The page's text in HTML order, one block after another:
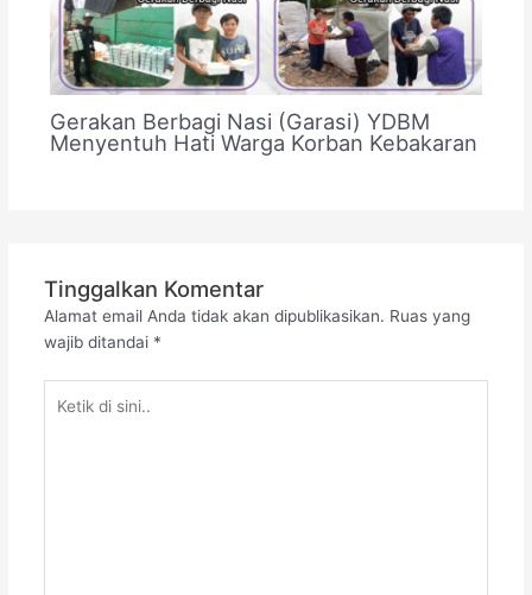
Gerakan Berbagi Nasi (Garasi) YDBM
Menyentuh Hati Warga Korban Kebakaran
Tinggalkan Komentar
Alamat email Anda tidak akan dipublikasikan. Ruas yang
wajib ditandai *